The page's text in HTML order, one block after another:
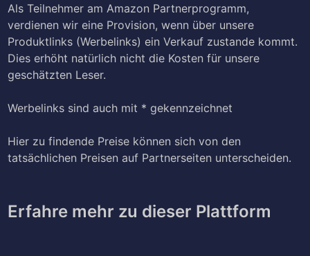
Als Teilnehmer am Amazon Partnerprogramm,
verdienen wir eine Provision, wenn über unsere
Produktlinks (Werbelinks) ein Verkauf zustande kommt.
Dies erhöht natürlich nicht die Kosten für unsere
geschätzten Leser.
Werbelinks sind auch mit * gekennzeichnet
Hier zu findende Preise können sich von den
tatsächlichen Preisen auf Partnerseiten unterscheiden.
Erfahre mehr zu dieser Plattform